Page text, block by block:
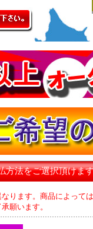
方法をご選択頂けま
ります。商品によって
願います。